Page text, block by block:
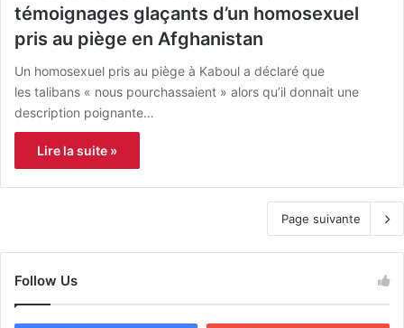
témoignages glaçants d’un homosexuel
pris au piège en Afghanistan
Un homosexuel pris au piège à Kaboul a déclaré que
les talibans « nous pourchassaient » alors qu’il donnait une
description poignante…
Lire la suite »
Page suivante
Follow Us